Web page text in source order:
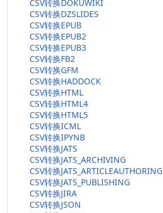
CSV转换DOKUWIKI
CSV转换DZSLIDES
CSV转换EPUB
CSV转换EPUB2
CSV转换EPUB3
CSV转换FB2
CSV转换GFM
CSV转换HADDOCK
CSV转换HTML
CSV转换HTML4
CSV转换HTML5
CSV转换ICML
CSV转换IPYNB
CSV转换JATS
CSV转换JATS_ARCHIVING
CSV转换JATS_ARTICLEAUTHORING
CSV转换JATS_PUBLISHING
CSV转换JIRA
CSV转换JSON